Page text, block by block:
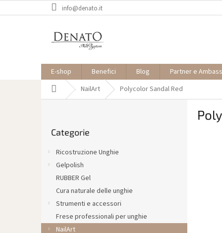
al
info@denato.it
E-shop Benefici Blog Partner e
Casa NailArt Polycolor Sandal Red
l
le
Categorie
Ricostruzione Unghie
Gelpolish
RUBBER Gel
Cura naturale delle unghie
Strumenti e accessori
Frese professionali per unghie
NailArt